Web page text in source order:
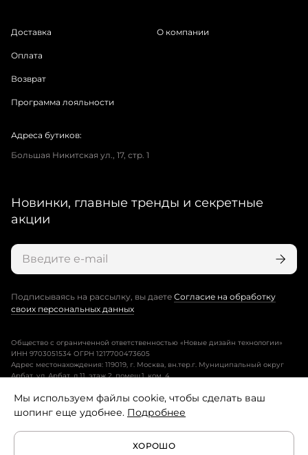
Доставка
Оплата
Возврат
Программа лояльности
О компании
Адреса бутиков:
Большая Никитская ул., 17, стр. 1
Новинки, главные тренды и секретные
акции
Подписываясь на рассылку, вы даете Согласие на обработку
своих персональных данных
Общество с ограниченной ответственностью «Новые дизайн технологии»
ИНН 9703051534 ОГРН 1217700473605
Адрес местонахождения: 119019, г. Москва, вн.тер.г. Муниципальный округ
Арбат, ул. Арбат, д.11, этаж 2, помещ.1, ком. 4.
Пользовательское соглашение
Политика конфиденциальности
Мы используем файлы cookie, чтобы сделать ваш
шопинг еще удобнее. Подробнее
ХОРОШО